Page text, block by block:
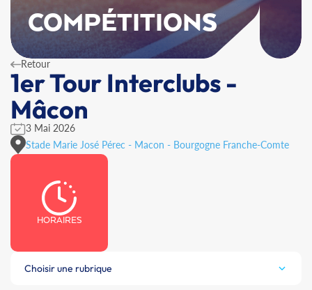
COMPÉTITIONS
Retour
1er Tour Interclubs -
Mâcon
3 Mai 2026
Stade Marie José Pérec - Macon - Bourgogne Franche-Comte
HORAIRES
Choisir une rubrique